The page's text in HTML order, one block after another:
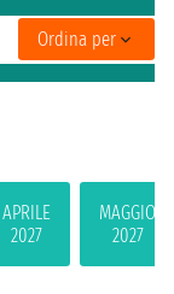
APRILE
2027
MAGGIO
2027
Ordina per